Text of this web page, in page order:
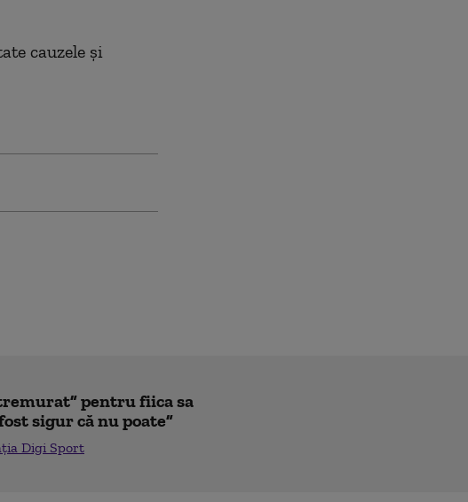
cauzele şi
pentru fiica sa
sigur că nu poate”
Digi Sport